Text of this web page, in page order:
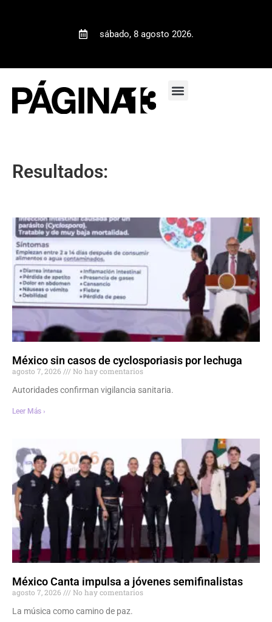
sábado, 8 agosto 2026.
Resultados:
México sin casos de cyclosporiasis por lechuga
agosto 7, 2026
No hay comentarios
Autoridades confirman vigilancia sanitaria.
Leer Más ›
México Canta impulsa a jóvenes semifinalistas
agosto 7, 2026
No hay comentarios
La música como camino de paz.